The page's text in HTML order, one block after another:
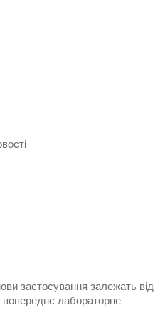
застосування залежать від
попереднє лабораторне